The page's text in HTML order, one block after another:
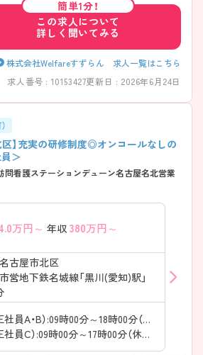
簡単1分！
この求人について
詳しく聞いてみる
株式会社Welfareすずらん 求人一覧はこちら
求人番号 : 10153427更新日 : 2026年6月24日
区】充実の研修制度◎オンコールなしの
＞
問看護ステーションデューン名古屋名北営業
万円～ 年収 380万円～
古屋市北区
営地下鉄名城線「黒川(愛知)駅」
日勤（正社員A・B）:09時00分～18時00分（休憩60分）
員C）:09時00分～17時00分（休憩60分）